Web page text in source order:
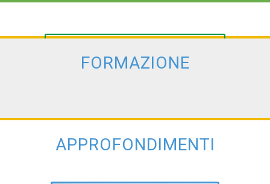
FORMAZIONE
APPROFONDIMENTI